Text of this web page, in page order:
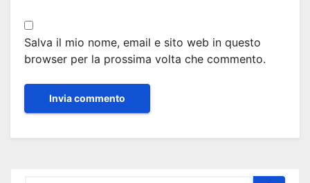
Salva il mio nome, email e sito web in questo
browser per la prossima volta che commento.